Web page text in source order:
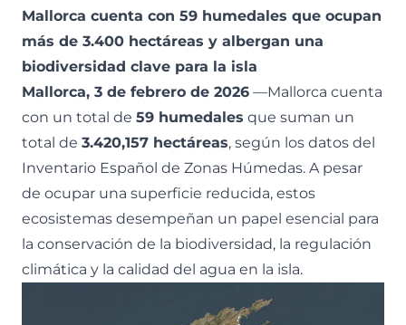
Mallorca cuenta con 59 humedales que ocupan
más de 3.400 hectáreas y albergan una
biodiversidad clave para la isla
Mallorca, 3 de febrero de 2026 —Mallorca cuenta
con un total de 59 humedales que suman un
total de 3.420,157 hectáreas, según los datos del
Inventario Español de Zonas Húmedas. A pesar
de ocupar una superficie reducida, estos
ecosistemas desempeñan un papel esencial para
la conservación de la biodiversidad, la regulación
climática y la calidad del agua en la isla.